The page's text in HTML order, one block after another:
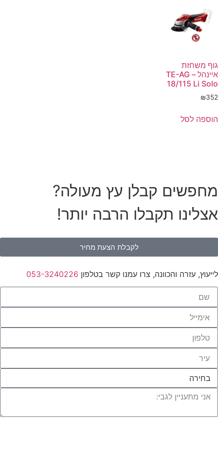
גוף משחזת
איינהל – TE-AG
18/115 Li Solo
₪352
הוספה לסל
מחפשים קבלן עץ מעולה?
אצלינו תקבלו הרבה יותר!
לקבלת הצעת מחיר
לייעוץ, עזרה והכוונה, צרו עמנו קשר בטלפון 053-3240226